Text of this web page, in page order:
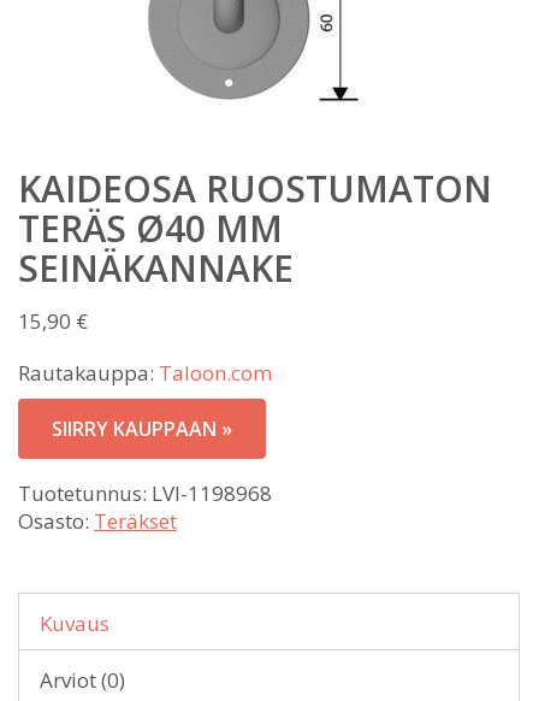
KAIDEOSA RUOSTUMATON
TERÄS Ø40 MM
SEINÄKANNAKE
15,90 €
Rautakauppa: Taloon.com
SIIRRY KAUPPAAN »
Tuotetunnus: LVI-1198968
Osasto: Teräkset
Kuvaus
Arviot (0)